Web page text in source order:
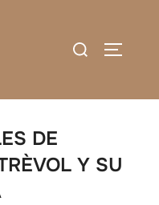
Buscar:
DE
Y SU